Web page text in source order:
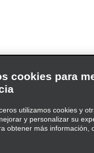
cookies para
utilizamos cookies y
y personalizar su
obtener más información,